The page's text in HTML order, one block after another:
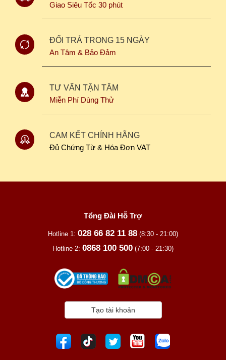
Giao Siêu Tốc 30 phút
ĐỔI TRẢ TRONG 15 NGÀY
An Tâm & Bảo Đảm
TƯ VẤN TẬN TÂM
Miễn Phí Dùng Thử
CAM KẾT CHÍNH HÃNG
Đủ Chứng Từ & Hóa Đơn VAT
Tổng Đài Hỗ Trợ
Hotline 1: 028 66 82 11 88 (8:30 - 21:00)
Hotline 2: 0868 100 500 (7:00 - 21:30)
Tạo tài khoản